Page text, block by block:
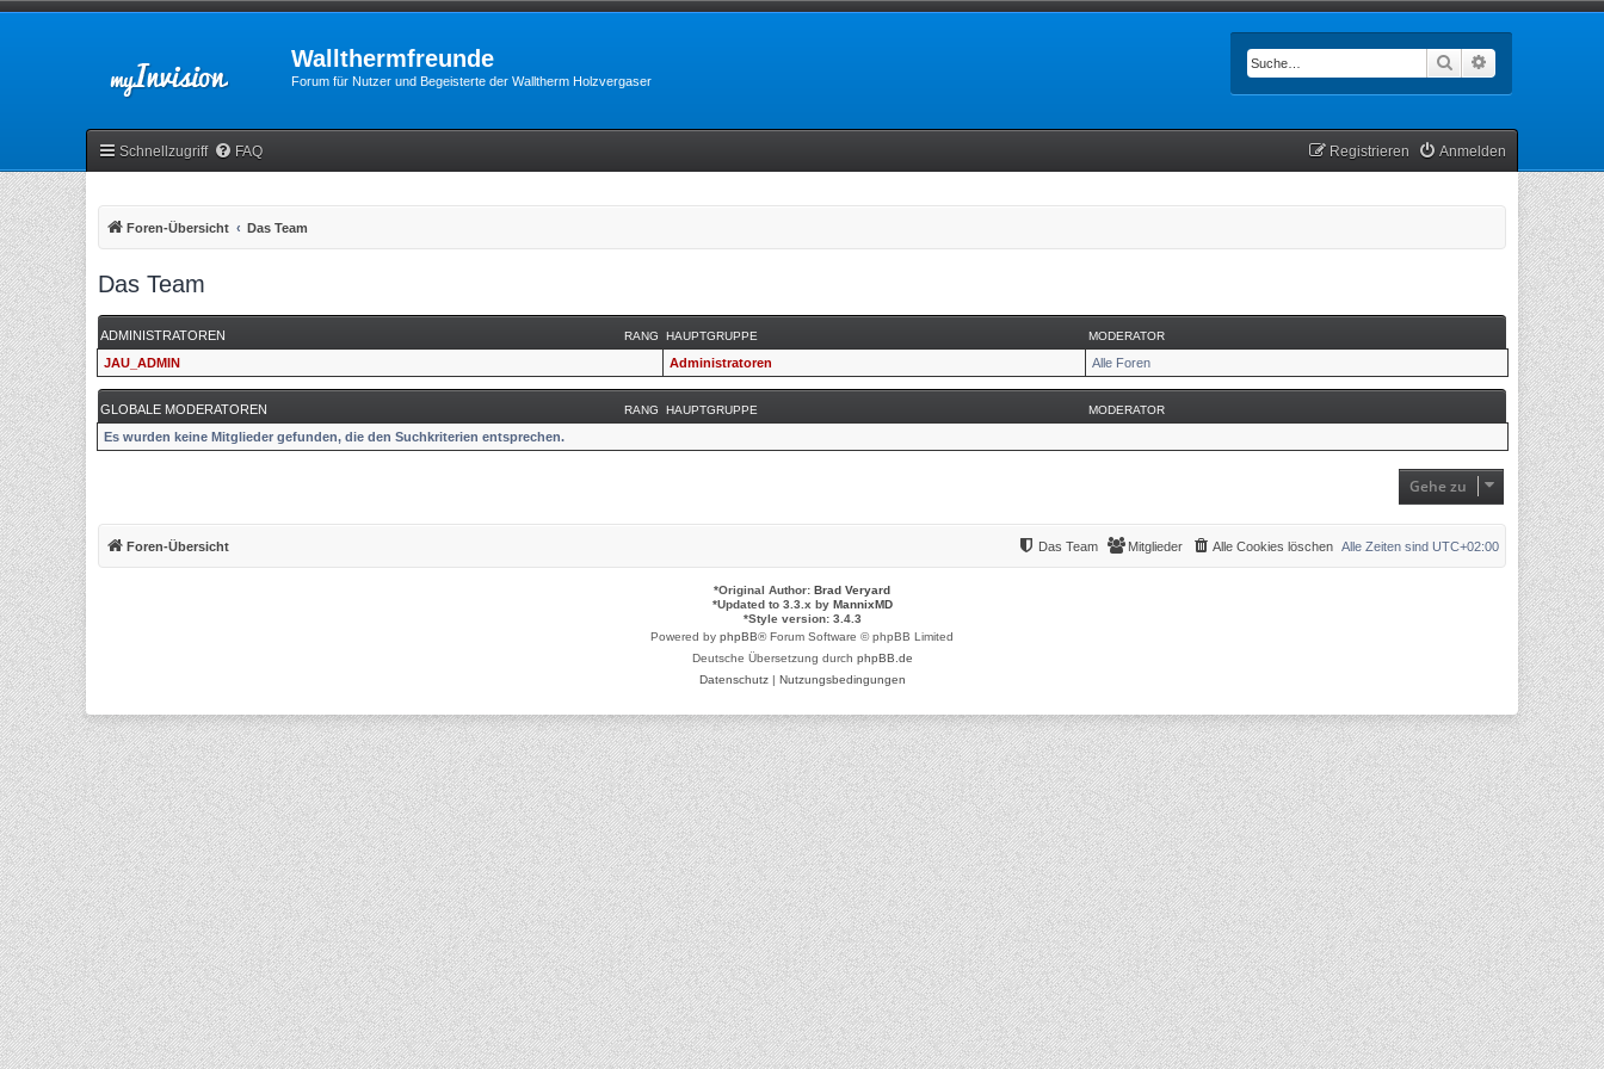
Wallthermfreunde
Forum für Nutzer und Begeisterte der Walltherm Holzvergaser
Suche
Schnellzugriff FAQ Anmelden
Registrieren
Foren-Übersicht Das Team
Das Team
RANG
ADMINISTRATOREN HAUPTGRUPPE MODERATOR
JAU_ADMIN Administratoren Alle Foren
RANG
GLOBALE MODERATOREN HAUPTGRUPPE MODERATOR
Es wurden keine Mitglieder gefunden, die den Suchkriterien entsprechen.
Gehe zu
Foren-Übersicht Alle Zeiten sind UTC+02:00
Alle Cookies löschen
Mitglieder
Das Team
*Original Author: Brad Veryard
*Updated to 3.3.x by MannixMD
*Style version: 3.4.3
Powered by phpBB® Forum Software © phpBB Limited
Deutsche Übersetzung durch phpBB.de
Datenschutz| Nutzungsbedingungen